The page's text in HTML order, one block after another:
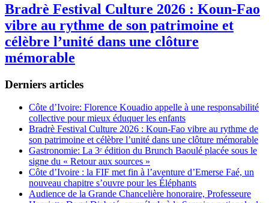
Bradrè Festival Culture 2026 : Koun-Fao
vibre au rythme de son patrimoine et
célèbre l’unité dans une clôture
mémorable
Derniers articles
Côte d’Ivoire: Florence Kouadio appelle à une responsabilité
collective pour mieux éduquer les enfants
Bradrè Festival Culture 2026 : Koun-Fao vibre au rythme de
son patrimoine et célèbre l’unité dans une clôture mémorable
Gastronomie: La 3ᵉ édition du Brunch Baoulé placée sous le
signe du « Retour aux sources »
Côte d’Ivoire : la FIF met fin à l’aventure d’Emerse Faé, un
nouveau chapitre s’ouvre pour les Éléphants
Audience de la Grande Chancelière honoraire, Professeure